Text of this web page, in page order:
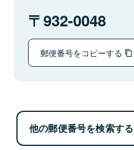
932-0048
郵便番号をコピーする
他の郵便番号を検索する